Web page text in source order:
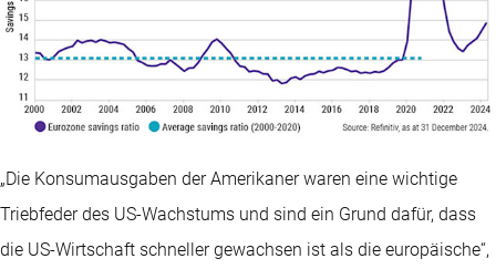
„Die Konsumausgaben der Amerikaner waren eine wichtige
Triebfeder des US-Wachstums und sind ein Grund dafür, dass
die US-Wirtschaft schneller gewachsen ist als die europäische“,